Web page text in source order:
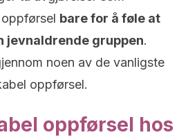
bare for å føle at
jevnaldrende gruppen.
noen av de vanligste
oppførsel.
oppførsel hos